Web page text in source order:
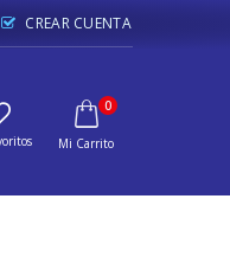
CREAR CUENTA
Carrito
0elementos